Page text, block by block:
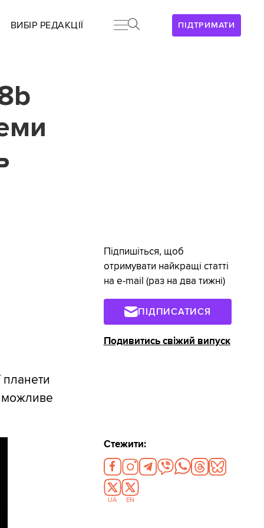
ПІДТРИМАТИ
ВИБІР РЕДАКЦІЇ
можливе
Підпишіться, щоб
отримувати найкращі статті
на e-mail (раз на два тижні)
ПІДПИСАТИСЯ
Подивитись свіжий випуск
Стежити:
UA EN